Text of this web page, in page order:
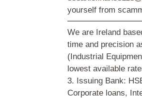
yourself from
We are Ireland
time and precision
(Industrial
lowest available
3. Issuing Bank:
Corporate loans,